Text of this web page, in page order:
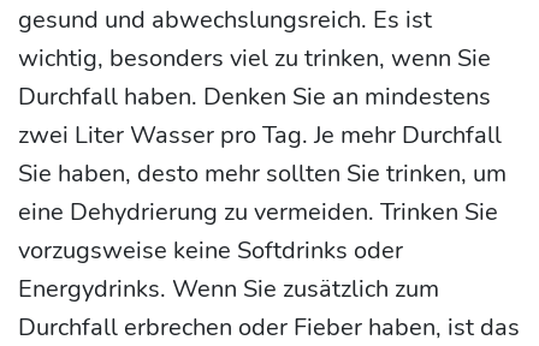
gesund und abwechslungsreich. Es ist
wichtig, besonders viel zu trinken, wenn Sie
Durchfall haben. Denken Sie an mindestens
zwei Liter Wasser pro Tag. Je mehr Durchfall
Sie haben, desto mehr sollten Sie trinken, um
eine Dehydrierung zu vermeiden. Trinken Sie
vorzugsweise keine Softdrinks oder
Energydrinks. Wenn Sie zusätzlich zum
Durchfall erbrechen oder Fieber haben, ist das